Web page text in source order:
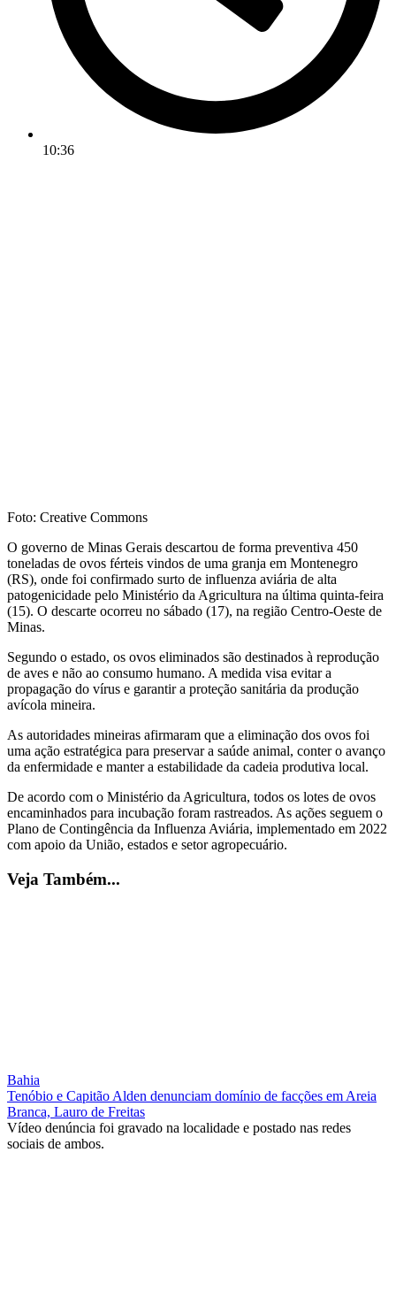
10:36
Foto: Creative Commons
O governo de Minas Gerais descartou de forma preventiva 450
toneladas de ovos férteis vindos de uma granja em Montenegro
(RS), onde foi confirmado surto de influenza aviária de alta
patogenicidade pelo Ministério da Agricultura na última quinta-feira
(15). O descarte ocorreu no sábado (17), na região Centro-Oeste de
Minas.
Segundo o estado, os ovos eliminados são destinados à reprodução
de aves e não ao consumo humano. A medida visa evitar a
propagação do vírus e garantir a proteção sanitária da produção
avícola mineira.
As autoridades mineiras afirmaram que a eliminação dos ovos foi
uma ação estratégica para preservar a saúde animal, conter o avanço
da enfermidade e manter a estabilidade da cadeia produtiva local.
De acordo com o Ministério da Agricultura, todos os lotes de ovos
encaminhados para incubação foram rastreados. As ações seguem o
Plano de Contingência da Influenza Aviária, implementado em 2022
com apoio da União, estados e setor agropecuário.
Veja Também...
Bahia
Tenóbio e Capitão Alden denunciam domínio de facções em Areia
Branca, Lauro de Freitas
Vídeo denúncia foi gravado na localidade e postado nas redes
sociais de ambos.